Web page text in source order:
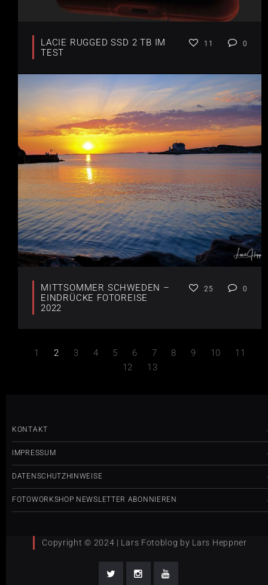
LACIE RUGGED SSD 2 TB IM
TEST
11 0
MITTSOMMER SCHWEDEN –
EINDRÜCKE FOTOREISE
2022
25 0
1 2 3 4 5 6 7 8 9 10
11
12
13
KONTAKT
IMPRESSUM
DATENSCHUTZHINWEISE
FOTOWORKSHOP NEWSLETTER ABONNIEREN
Copyright © 2024 | Lars Fotoblog by Lars Heppner